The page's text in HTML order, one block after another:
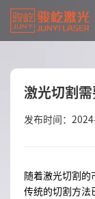
激光切割
发布时间：
随着激光切割的
传统的切割方法